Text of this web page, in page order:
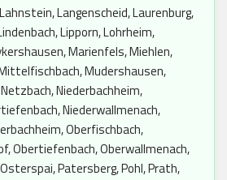
Langenscheid, Laurenburg,
Lipporn, Lohrheim,
Marienfels, Miehlen,
Mudershausen,
Niederbachheim,
Niederwallmenach,
Oberfischbach,
Obertiefenbach, Oberwallmenach,
Patersberg, Pohl, Prath,